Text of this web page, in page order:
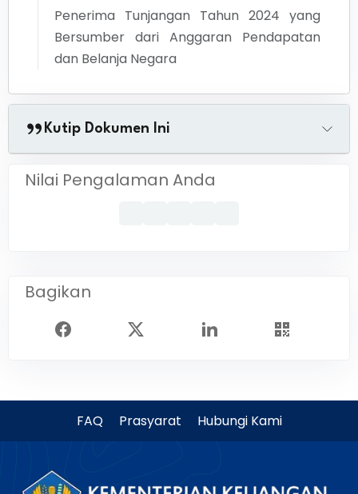
Penerima Tunjangan Tahun 2024 yang
Bersumber dari Anggaran Pendapatan
dan Belanja Negara
Kutip Dokumen Ini
Nilai Pengalaman Anda
Bagikan
FAQ Prasyarat Hubungi Kami